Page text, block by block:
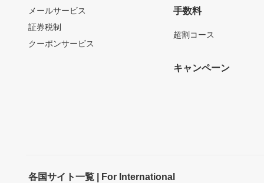
メールサービス
証券税制
クーポンサービス
手数料
超割コース
キャンペーン
各国サイト一覧 | For International